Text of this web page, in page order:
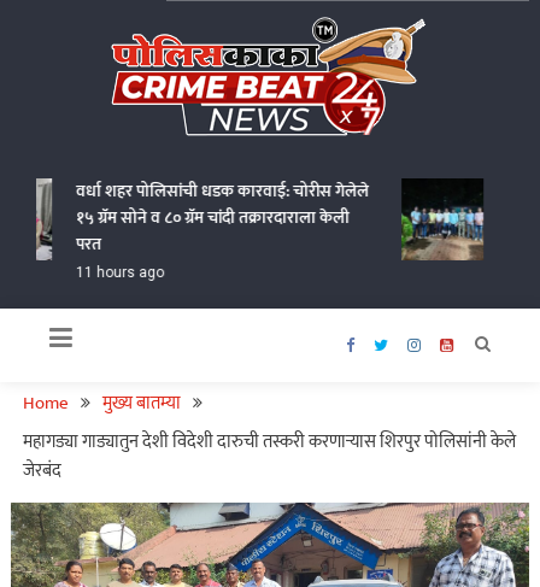
वर्धा शहर पोलिसांची धडक कारवाई: चोरीस गेलेले
१५ ग्रॅम सोने व ८० ग्रॅम चांदी तक्रारदाराला केली
परत
11 hours ago
आणत
Home
मुख्य बातम्या
महागड्या गाड्यातुन देशी विदेशी दारुची तस्करी करणाऱ्यास शिरपुर पोलिसांनी केले
जेरबंद